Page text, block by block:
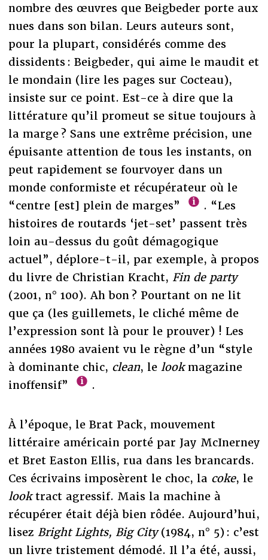
nombre des œuvres que Beigbeder porte aux
nues dans son bilan. Leurs auteurs sont,
pour la plupart, considérés comme des
dissidents : Beigbeder, qui aime le maudit et
le mondain (lire les pages sur Cocteau),
insiste sur ce point. Est-ce à dire que la
littérature qu’il promeut se situe toujours à
la marge ? Sans une extrême précision, une
épuisante attention de tous les instants, on
peut rapidement se fourvoyer dans un
monde conformiste et récupérateur où le
“centre [est] plein de marges”
. “Les
histoires de routards ‘jet-set’ passent très
loin au-dessus du goût démagogique
actuel”, déplore-t-il, par exemple, à propos
du livre de Christian Kracht, Fin de party
(2001, n° 100). Ah bon ? Pourtant on ne lit
que ça (les guillemets, le cliché même de
l’expression sont là pour le prouver) ! Les
années 1980 avaient vu le règne d’un “style
à dominante chic, clean, le lookmagazine
inoffensif”
.
À l’époque, le Brat Pack, mouvement
littéraire américain porté par Jay McInerney
et Bret Easton Ellis, rua dans les brancards.
Ces écrivains imposèrent le choc, la coke, le
looktract agressif. Mais la machine à
récupérer était déjà bien rôdée. Aujourd’hui,
lisez Bright Lights, Big City(1984, n° 5) : c’est
un livre tristement démodé. Il l’a été, aussi,